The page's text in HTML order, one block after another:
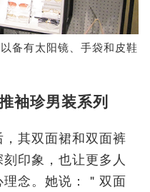
备有太阳镜、手袋和皮鞋
袖珍男装系列
其双面裙和双面裤
印象，也让更多人
念。她说：＂双面